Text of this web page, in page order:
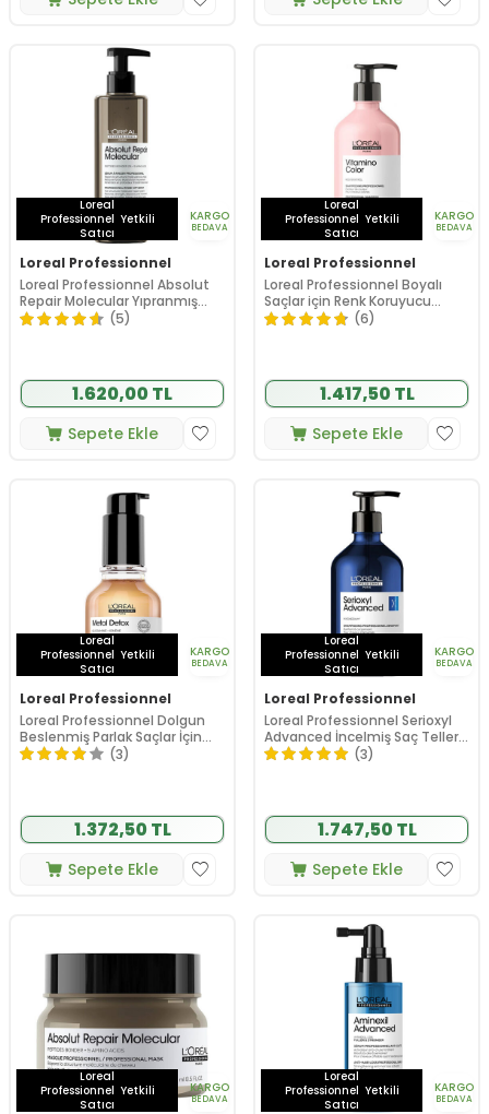
Loreal
Professionnel Yetkili
Satıcı
KARGO
BEDAVA
Loreal Professionnel
Loreal Professionnel Absolut
Repair Molecular Yıpranmış
Saçlar İçin Serum 250 ml
(5)
1.620,00 TL
Sepete Ekle
Loreal
Professionnel Yetkili
Satıcı
KARGO
BEDAVA
Loreal Professionnel
Loreal Professionnel Boyalı
Saçlar için Renk Koruyucu
Şampuan 500 ml
(6)
1.417,50 TL
Sepete Ekle
Loreal
Professionnel Yetkili
Satıcı
KARGO
BEDAVA
Loreal Professionnel
Loreal Professionnel Dolgun
Beslenmiş Parlak Saçlar İçin
Metal Detox Oil Konsantre Yağ
(3)
1.372,50 TL
Sepete Ekle
Loreal
Professionnel Yetkili
Satıcı
KARGO
BEDAVA
Loreal Professionnel
Loreal Professionnel Serioxyl
Advanced İncelmiş Saç Telleri
için Yoğunluk Kazandıran
(3)
1.747,50 TL
Sepete Ekle
Loreal
Professionnel Yetkili
Satıcı
KARGO
BEDAVA
Loreal
Professionnel Yetkili
Satıcı
KARGO
BEDAVA